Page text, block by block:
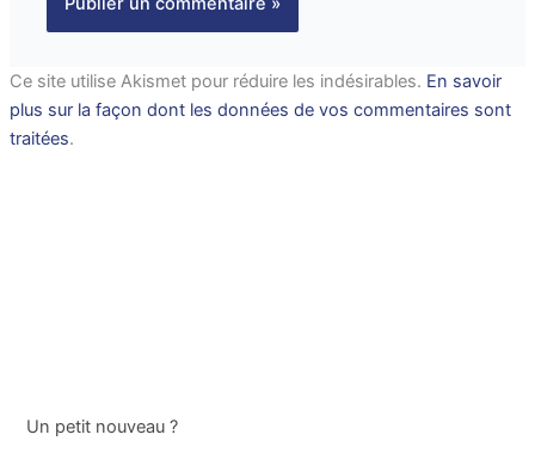
Ce site utilise Akismet pour réduire les indésirables. En savoir
plus sur la façon dont les données de vos commentaires sont
traitées.
Un petit nouveau ?